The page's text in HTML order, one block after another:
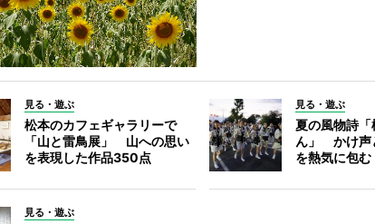
見る・遊ぶ
松本のカフェギャラリーで
「山と雷鳥展」 山への思い
を表現した作品350点
見る・遊ぶ
夏の風物詩
ん」 かけ声
を熱気に包む
見る・遊ぶ